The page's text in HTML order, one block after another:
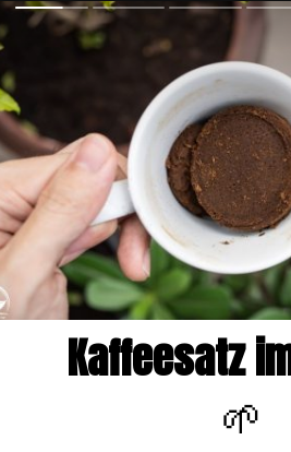
Kaffeesatz
🌱